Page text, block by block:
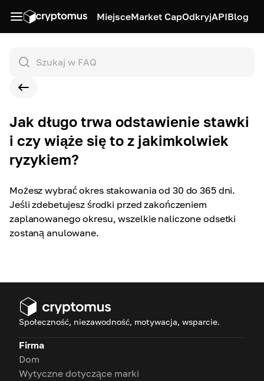
MiejsceMarket CapOdkryjAPIBlog
Jak długo trwa odstawienie stawki
i czy wiąże się to z jakimkolwiek
ryzykiem?
Możesz wybrać okres stakowania od 30 do 365 dni.
Jeśli zdebetujesz środki przed zakończeniem
zaplanowanego okresu, wszelkie naliczone odsetki
zostaną anulowane.
Społeczność, niezawodność, motywacja, wsparcie.
Firma
Dom
Wytyczne dotyczące marki